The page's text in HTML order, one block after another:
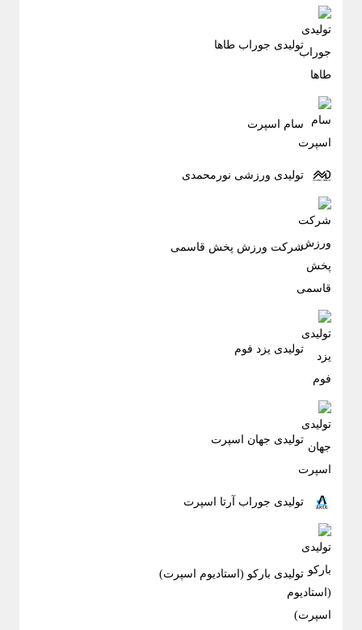
تولیدی جوراب طاها
سام اسپرت
تولیدی ورزشی نورمحمدی
شرکت ورزش پخش قاسمی
تولیدی یزد فوم
تولیدی جهان اسپرت
تولیدی جوراب آرتا اسپرت
تولیدی بارکو (استادیوم اسپرت)